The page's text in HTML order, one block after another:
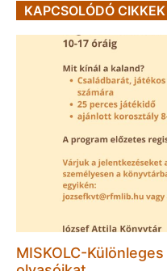
KAPCSOLÓDÓ CIKKEK
MISKOLC-